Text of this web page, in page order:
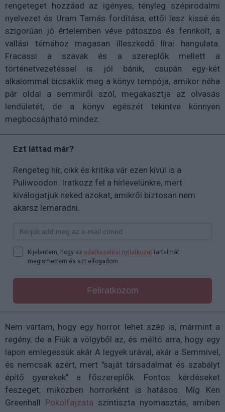
rengeteget hozzáad az igényes, tényleg szépirodalmi
nyelvezet és Uram Tamás fordítása, ettől lesz kissé és
szigorúan jó értelemben véve pátoszos és fennkölt, a
vallási témához magasan illeszkedő lírai hangulata.
Fracassi a szavak és a szereplők mellett a
történetvezetéssel is jól bánik, csupán egy-két
alkalommal bicsaklik meg a könyv tempója, amikor néha
pár oldal a semmiről szól, megakasztja az olvasás
lendületét, de a könyv egészét tekintve könnyen
megbocsájtható mindez.
Ezt láttad már?
Rengeteg hír, cikk és kritika vár ezen kívül is a
Puliwoodon. Iratkozz fel a hírlevelünkre, mert
kiválogatjuk neked azokat, amikről biztosan nem
akarsz lemaradni.
Kijelentem, hogy az adatkezelési nyilatkozat tartalmát
megismertem és azt elfogadom.
Feliratkozom
Nem vártam, hogy egy horror lehet szép is, mármint a
regény, de a Fiúk a völgyből az, és méltó arra, hogy egy
lapon emlegessük akár A legyek urával, akár a Semmivel,
és nemcsak azért, mert "saját társadalmat és szabályt
építő gyerekek" a főszereplők. Fontos kérdéseket
feszeget, miközben horrorként is hatásos. Míg Ken
Greenhall Pokolfajzata színtiszta nyomasztás, amiben